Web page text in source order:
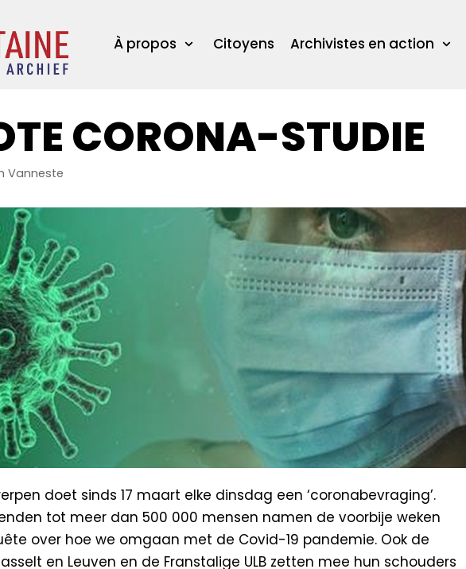
À propos Citoyens Archivistes en action
CORONA-STUDIE
Vanneste
doet sinds 17 maart elke dinsdag een ‘coronabevraging’.
tot meer dan 500 000 mensen namen de voorbije weken
over hoe we omgaan met de Covid-19 pandemie. Ook de
en Leuven en de Franstalige ULB zetten mee hun schouders